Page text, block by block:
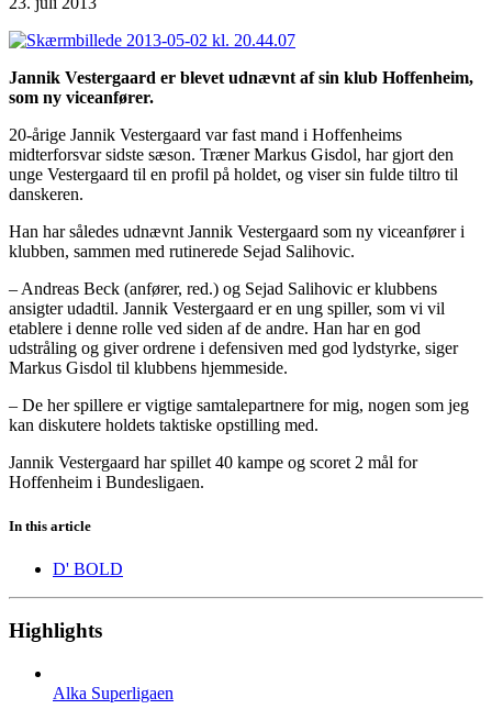
Jannik Vestergaard er blevet udnævnt af sin klub Hoffenheim,
som ny viceanfører.
20-årige Jannik Vestergaard var fast mand i Hoffenheims
midterforsvar sidste sæson. Træner Markus Gisdol, har gjort den
unge Vestergaard til en profil på holdet, og viser sin fulde tiltro til
danskeren.
Han har således udnævnt Jannik Vestergaard som ny viceanfører i
klubben, sammen med rutinerede Sejad Salihovic.
– Andreas Beck (anfører, red.) og Sejad Salihovic er klubbens
ansigter udadtil. Jannik Vestergaard er en ung spiller, som vi vil
etablere i denne rolle ved siden af de andre. Han har en god
udstråling og giver ordrene i defensiven med god lydstyrke, siger
Markus Gisdol til klubbens hjemmeside.
– De her spillere er vigtige samtalepartnere for mig, nogen som jeg
kan diskutere holdets taktiske opstilling med.
Jannik Vestergaard har spillet 40 kampe og scoret 2 mål for
Hoffenheim i Bundesligaen.
In this article
D' BOLD
Highlights
Alka Superligaen